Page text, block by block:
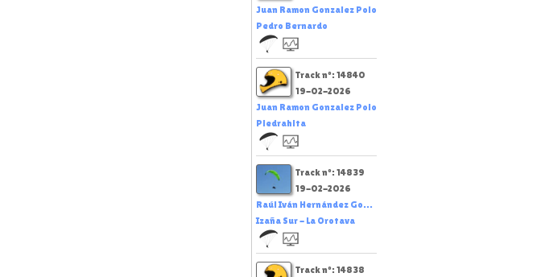
Juan Ramon Gonzalez Polo
Pedro Bernardo
Track nº: 14840
19-02-2026
Juan Ramon Gonzalez Polo
Piedrahita
Track nº: 14839
19-02-2026
Raúl Iván Hernández Go...
Izaña Sur - La Orotava
Track nº: 14838